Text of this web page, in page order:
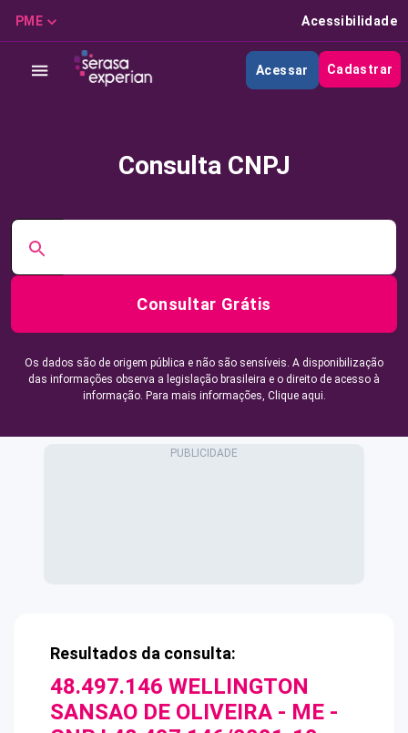
PME Acessibilidade
Acessar Cadastrar
Consulta CNPJ
Consultar Grátis
Os dados são de origem pública e não são sensíveis. A disponibilização
das informações observa a legislação brasileira e o direito de acesso à
informação. Para mais informações, Clique aqui.
Resultados da consulta:
48.497.146 WELLINGTON
SANSAO DE OLIVEIRA - ME -